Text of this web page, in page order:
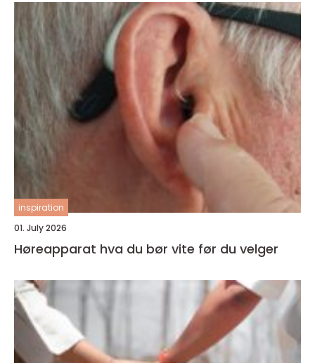
inspiration
01. July 2026
Høreapparat hva du bør vite før du velger